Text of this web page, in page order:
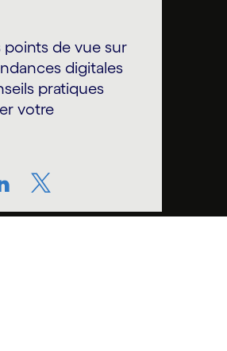
de vue sur
digitales
pratiques
votre